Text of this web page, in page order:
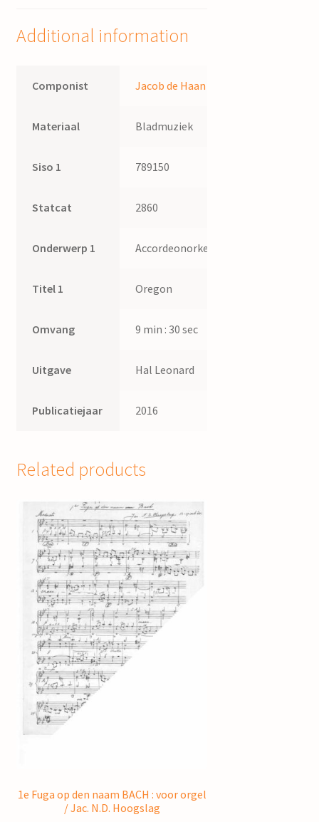
Additional information
Componist Jacob de Haan
Materiaal Bladmuziek
Siso 1 789150
Statcat 2860
Onderwerp 1 Accordeonorkest
Titel 1 Oregon
Omvang 9 min : 30 sec
Uitgave Hal Leonard
Publicatiejaar 2016
Related products
1e Fuga op den naam BACH : voor orgel
/ Jac. N.D. Hoogslag